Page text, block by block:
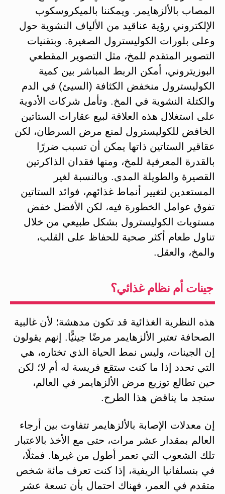
المصاب بالألزهايمر. ويمكننا بالميكروسكوب
الإلكتروني رؤية عناقيد من الألياف النشوية حول
وعلى بلورات الكوليسترول الصغيرة. وبتقنيات
التصوير المتقدم للمخ، مثل التصوير المقطعي
البوزيتروني، أمكن الربط المباشر بين كمية
الكوليسترول منخفض الكثافة (السيئ) في الدم
والكتلة النشوية في المخ. وتأمل شركات الأدوية
على استغلال هذه العلاقة لبيع عقارات الستاتين
الخافض للكوليسترول لمنع مرض السرطان، لكن
عقاقير الستاتين ذاتها يمكن أن تسبب ضررًا
بالقدرة المعرفية للمخ، ومنها فقدان الذاكرتين
القصيرة والطويلة المدى. وبالنسبة لغير
المستعدين لتغيير أنماط غذائهم، فوائد الستاتين
تفوق عوامل الخطورة فيه، لكن الأفضل خفض
مستويات الكوليسترول بشكل طبيعي من خلال
تناول طعام أكثر صحية للحفاظ على القلب،
والمخ، والعقل.
جينات أم نظام غذائي؟
هذه النظرية الغذائية قد تكون مدهشة؛ لأن غالبية
الصحافة تعتبر الألزهايمر مرضًا جينيًّا. إنهم يقولون
إن الجينات، وليس نمط الحياة الذي تختاره، هي
التي تحدد إذا ما كنت ستقع فريسة له أم لا؛ لكن
حين تطالع توزيع مرض الألزهايمر في العالم،
ستجد ما يناقض هذا الطرح.
إن معدلات الإصابة بالألزهايمر تتفاوت بين أرجاء
العالم بمقدار عشر مرات، حتى مع الأخذ بالاعتبار
تلك الشعوب التي تعمر أطول من غيرها. فمثلًا،
في بنسلفانيا الريفية، إذا كنت تعرف مائة شخص
متقدم في العمر، فهناك احتمال بأن تسعة عشر